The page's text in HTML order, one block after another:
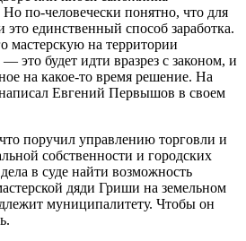
по-человечески понятно, что для
единственный способ заработка.
мастерскую на территории
это будет идти вразрез с законом, и
на какое-то время решение. На
Евгений Первышов в своем
что поручил управлению торговли и
собственности и городских
в суде найти возможность
дяди Гриши на земельном
муниципалитету. Чтобы он